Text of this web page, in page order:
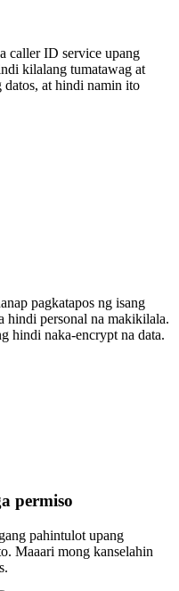
caller ID service upang
kilalang tumatawag at
datos, at hindi namin ito
pagkatapos ng isang
hindi personal na makikilala.
hindi naka-encrypt na data.
permiso
pahintulot upang
Maaari mong kanselahin